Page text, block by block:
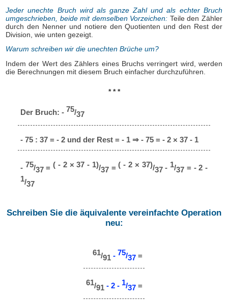
Jeder unechte Bruch wird als ganze Zahl und als echter Bruch
umgeschrieben, beide mit demselben Vorzeichen: Teile den Zähler
durch den Nenner und notiere den Quotienten und den Rest der
Division, wie unten gezeigt.
Warum schreiben wir die unechten Brüche um?
Indem der Wert des Zählers eines Bruchs verringert wird, werden
die Berechnungen mit diesem Bruch einfacher durchzuführen.
* * *
Der Bruch: - 75/37
- 75 : 37 = - 2 und der Rest = - 1 ⇒ - 75 = - 2 × 37 - 1
- 75/37=( - 2 × 37 - 1)/37=( - 2 × 37)/37- 1/37 = - 2 -
1/37
Schreiben Sie die äquivalente vereinfachte Operation
neu:
61/91 - 75/37=
61/91 - 2 - 1/37=